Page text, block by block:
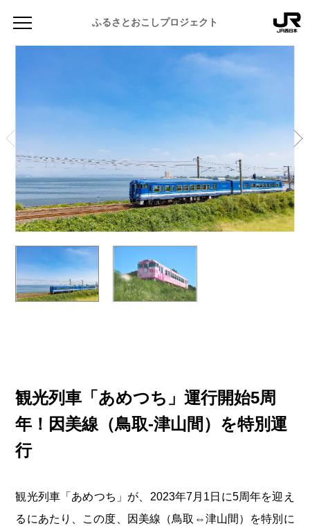
ふるさとおこしプロジェクト
NEWS
お知らせ
MAGAZINE
地域のよみもの
ふるさと図鑑
ふるさと文庫
あの駅この駅
おのえきTIMES
JR PREMIUM SELECT SETOUCHI
JR西日本グループのおみやげ開発
せとうちの果実 清涼飲料水
雑貨シリーズ
蒜山ショコラ
マップ・一覧から探す
カテゴリー・タグ・キーワードから探す
第14回 持続と進化 第13回 せとうちの海を育む山々
Urara
SAKU美SAKU楽
La Malle de Bois
ABOUT
JR岡山の地域共生
観光列車「あめつち」運行開始5周
年！因美線（鳥取-津山間）を特別運
行
観光列車「あめつち」が、2023年7月1日に5周年を迎え
るにあたり、この度、因美線（鳥取⇔津山間）を特別に